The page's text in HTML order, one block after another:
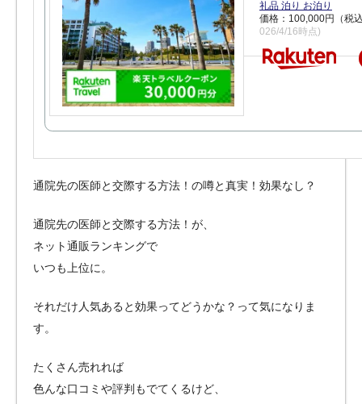
礼品 泊り お泊り
価格：100,000円（税
026/4/16時点)
通院先の医師と交際する方法！の噂と真実！効果なし？
通院先の医師と交際する方法！が、
ネット通販ランキングで
いつも上位に。
それだけ人気あると効果ってどうかな？って気になりま
す。
たくさん売れれば
色んな口コミや評判もでてくるけど、